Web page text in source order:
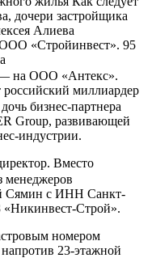
дочери застройщика
Алиева
ООО «Стройинвест». 95
на ООО «Антекс».
миллиардер
бизнес-партнера
Group, развивающей
индустрии.
Вместо
менеджеров
Сямин с ИНН Санкт-
«Никинвест-Строй».
номером
23-этажной